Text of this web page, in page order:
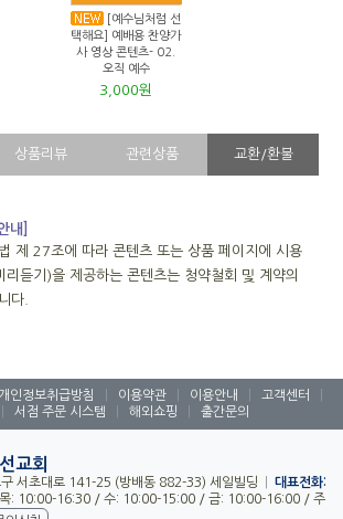
[예수님처럼 선
택해요] 예배용 찬양가
사 영상 콘텐츠- 02.
오직 예수
3,000원
상품리뷰 관련상품 교환/환불
내]
제 27조에 따라 콘텐츠 또는 상품 페이지에 시용
리듣기)을 제공하는 콘텐츠는 청약철회 및 계약의
다.
개인정보취급방침 이용약관 이용안내 고객센터
서점 주문 시스템 해외쇼핑 출간문의
교회
서초대로 141-25 (방배동 882-33) 세일빌딩
대표전화:
: 10:00-16:30 / 수: 10:00-15:00 / 금: 10:00-16:00 / 주